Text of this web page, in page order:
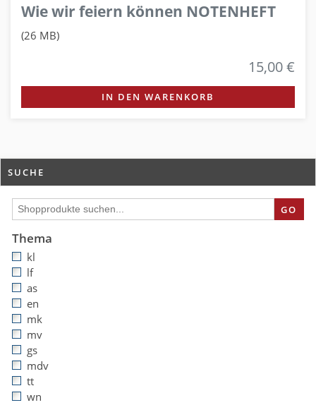
Wie wir feiern können NOTENHEFT
(26 MB)
15,00 €
IN DEN WARENKORB
SUCHE
GO
Thema
kl
lf
as
en
mk
mv
gs
mdv
tt
wn